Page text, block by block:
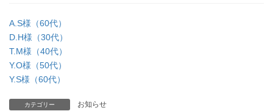
A.S様（60代）
D.H様（30代）
T.M様（40代）
Y.O様（50代）
Y.S様（60代）
カテゴリー お知らせ